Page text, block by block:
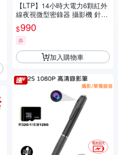
【LTP】14小時大電力6顆紅外
線夜視微型密錄器 攝影機 針孔
(可裝支架)
$990
券
加入購物車